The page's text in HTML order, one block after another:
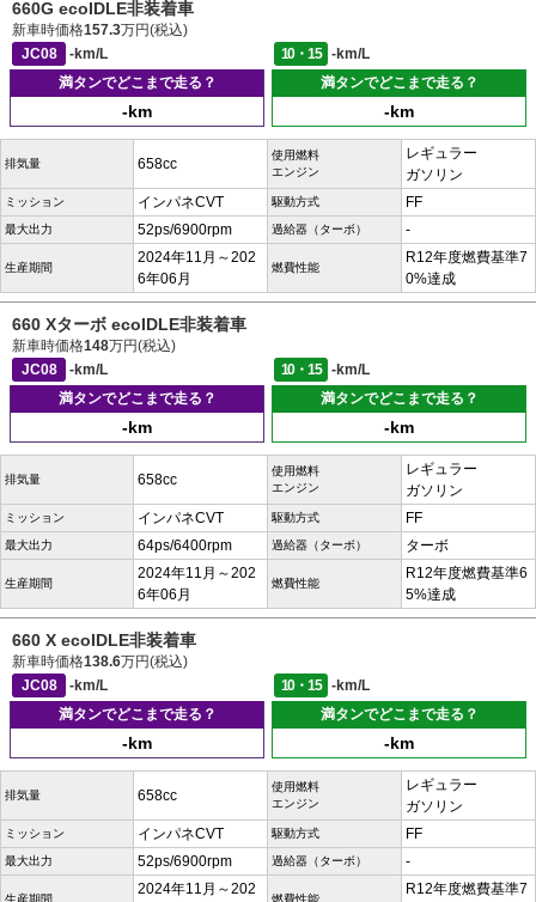
660G ecoIDLE非装着車
新車時価格157.3万円(税込)
JC08
-km/L 10・15
-km/L
満タンでどこまで走る？
-km
満タンでどこまで走る？
-km
排気量 658cc
使用燃料
エンジン
レギュラー
ガソリン
ミッション インパネCVT 駆動方式 FF
最大出力 52ps/6900rpm 過給器（ターボ） -
生産期間
2024年11月～202
6年06月
燃費性能
R12年度燃費基準7
0%達成
660 Xターボ ecoIDLE非装着車
新車時価格148万円(税込)
JC08
-km/L 10・15
-km/L
満タンでどこまで走る？
-km
満タンでどこまで走る？
-km
排気量 658cc
使用燃料
エンジン
レギュラー
ガソリン
ミッション インパネCVT 駆動方式 FF
最大出力 64ps/6400rpm 過給器（ターボ） ターボ
生産期間
2024年11月～202
6年06月
燃費性能
R12年度燃費基準6
5%達成
660 X ecoIDLE非装着車
新車時価格138.6万円(税込)
JC08
-km/L 10・15
-km/L
満タンでどこまで走る？
-km
満タンでどこまで走る？
-km
排気量 658cc
使用燃料
エンジン
レギュラー
ガソリン
ミッション インパネCVT 駆動方式 FF
最大出力 52ps/6900rpm 過給器（ターボ） -
生産期間
2024年11月～202
燃費性能
R12年度燃費基準7